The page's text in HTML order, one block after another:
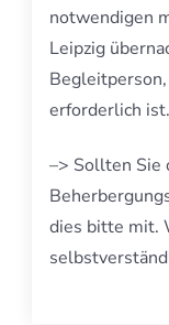
notwendigen
Leipzig
erforderlich ist.
–> Sollten Sie
dies bitte mit.